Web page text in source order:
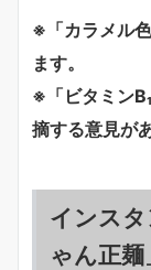
※「カラメル
ます。
※「ビタミン
摘する意見が
インス
ゃん正